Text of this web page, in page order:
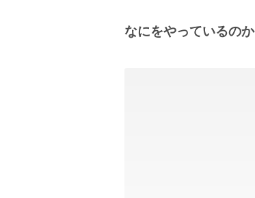
なにをやっているのか